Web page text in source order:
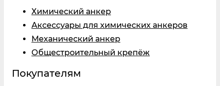
Химический анкер
Аксессуары для химических анкеров
Механический анкер
Общестроительный крепёж
Покупателям